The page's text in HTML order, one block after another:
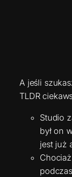
A jeśli
TLDR
Studio
był on
jest już